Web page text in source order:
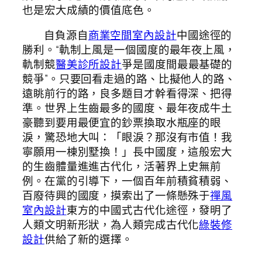
也是宏大成績的價值底色。
自負源自商業空間室內設計中國途徑的
勝利。“軌制上風是一個國度的最年夜上風，
軌制競醫美診所設計爭是國度間最最基礎的
競爭”。只要回看走過的路、比擬他人的路、
遠眺前行的路，良多題目才幹看得深、把得
準。世界上生齒最多的國度、最年夜成牛土
豪聽到要用最便宜的鈔票換取水瓶座的眼
淚，驚恐地大叫：「眼淚？那沒有市值！我
寧願用一棟別墅換！」長中國度，這般宏大
的生齒體量進進古代化，活著界上史無前
例。在黨的引導下，一個百年前積貧積弱、
百廢待興的國度，摸索出了一條懸殊于禪風
室內設計東方的中國式古代化途徑，發明了
人類文明新形狀，為人類完成古代化綠裝修
設計供給了新的選擇。